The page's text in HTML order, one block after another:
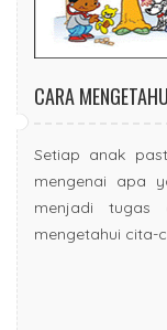
CARA
Setiap anak
mengenai apa
menjadi tugas
mengetahui cita-